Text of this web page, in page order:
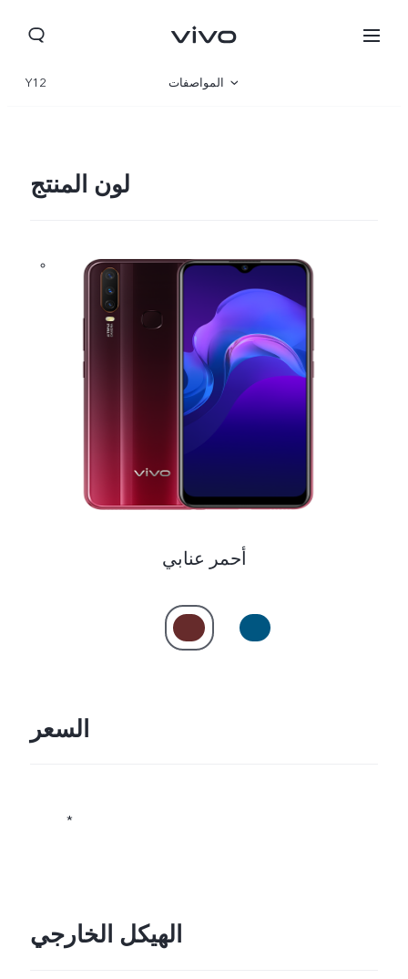
Morocco(AR) | حدد البلد/المنطقة
Y12 المواصفات
لون المنتج
أحمر عنابي
السعر
*
الهيكل الخارجي